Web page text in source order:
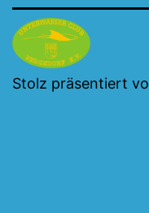
Stolz präsentiert